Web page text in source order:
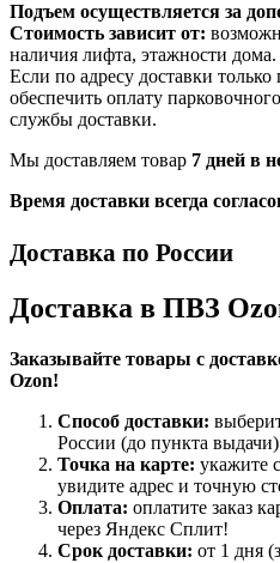
Подъем осуществляется за
Стоимость зависит от:
наличия лифта, этажности дома.
Если по адресу доставки
обеспечить оплату
службы доставки.
Мы доставляем товар 7 дней в
Время доставки всегда
Доставка по России
Доставка в ПВЗ
Заказывайте товары с
Ozon!
Способ доставки:
России (до пункта
Точка на карте: укажите
увидите адрес и точную
Оплата: оплатите заказ
через Яндекс Сплит!
Срок доставки: от 1 дня